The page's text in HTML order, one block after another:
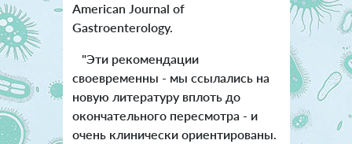
American Journal of
Gastroenterology.
"Эти рекомендации
своевременны - мы ссылались на
новую литературу вплоть до
окончательного пересмотра - и
очень клинически ориентированы.